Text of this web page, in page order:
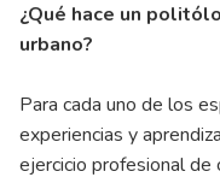
¿Qué hace un
urbano?
Para cada uno de los
experiencias y
ejercicio profesional de